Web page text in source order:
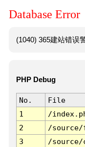
Database Error
(1040) 365建站错误
PHP Debug
No. File
1
/
2
/
3
/